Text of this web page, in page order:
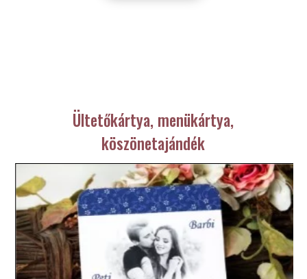
Ültetőkártya, menükártya,
köszönetajándék